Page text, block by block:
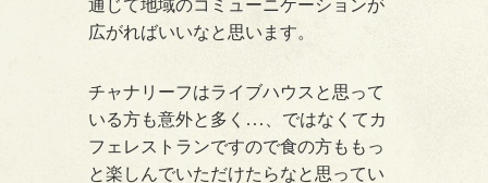
通じて地域のコミューニケーションが
広がればいいなと思います。
チャナリーフはライブハウスと思って
いる方も意外と多く…、ではなくてカ
フェレストランですので食の方ももっ
と楽しんでいただけたらなと思ってい